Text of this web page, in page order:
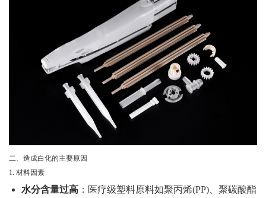
二、造成白化的主要原因
1. 材料因素
水分含量过高：医疗级塑料原料如聚丙烯(PP)、聚碳酸酯